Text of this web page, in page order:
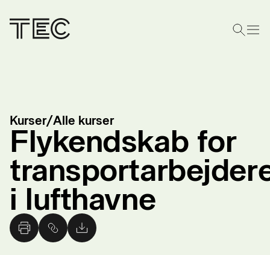
Kurser/Alle kurser
Flykendskab for
i lufthavne